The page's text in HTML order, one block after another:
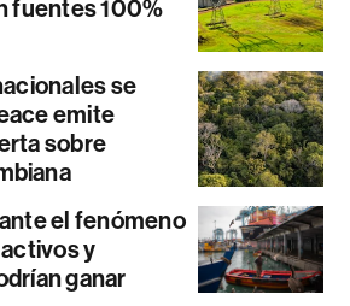
fuentes 100%
se
emite
sobre
el fenómeno
y
ganar